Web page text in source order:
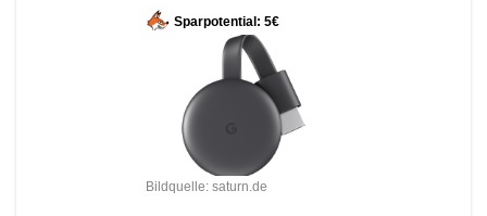
Sparpotential: 5€
Bildquelle: saturn.de